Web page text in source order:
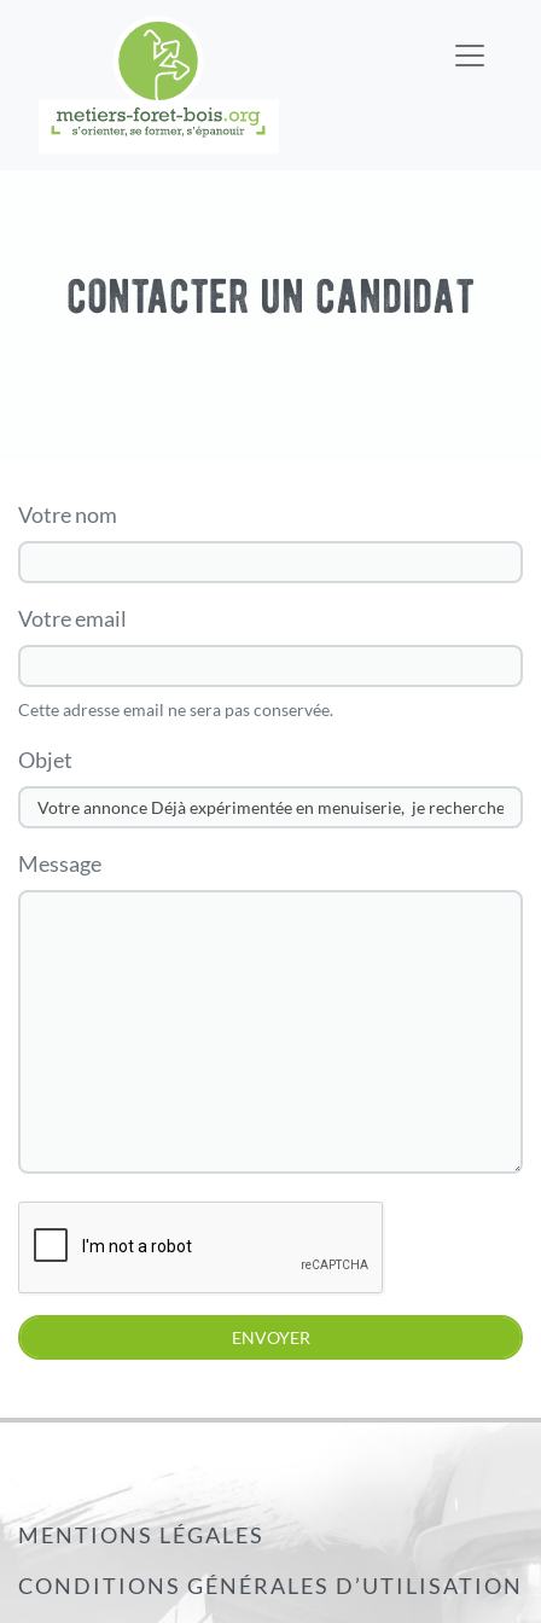
contacter un candidat
Votre nom
Votre email
Cette adresse email ne sera pas conservée.
Objet
Message
MENTIONS LÉGALES
CONDITIONS GÉNÉRALES D’UTILISATION